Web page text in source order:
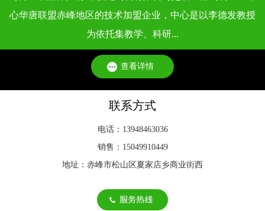
心华唐联盟赤峰地区的技术加盟企业，中心是以李德发教授
为依托集教学、科研...
查看详情
联系方式
电话：13948463036
销售：15049910449
地址：赤峰市松山区夏家店乡商业街西